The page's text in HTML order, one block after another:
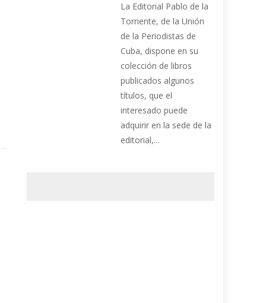
La Editorial Pablo de la
Torriente, de la Unión
de la Periodistas de
Cuba, dispone en su
colección de libros
publicados algunos
títulos, que el
interesado puede
adquirir en la sede de la
editorial,...